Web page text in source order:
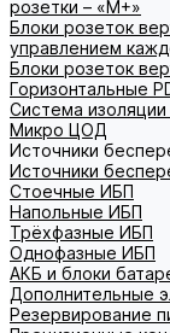
розетки – «М+»
Блоки розеток
управлением
Блоки розеток
Горизонтальные
Система
Микро ЦОД
Источники
Источники
Стоечные ИБП
Напольные ИБП
Трёхфазные ИБП
Однофазные ИБП
АКБ и блоки
Дополнительные
Резервирование